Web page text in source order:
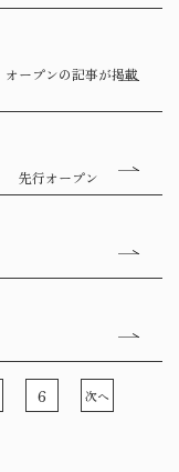
ープンの記事が掲載
先行オープン
6 次へ